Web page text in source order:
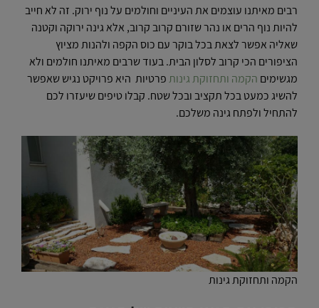
רבים מאיתנו עוצמים את העיניים וחולמים על נוף ירוק. זה לא חייב
להיות נוף הרים או נהר שזורם קרוב קרוב, אלא גינה ירוקה וקטנה
שאליה אפשר לצאת בכל בוקר עם כוס הקפה ולהנות מציוץ
הציפורים הכי קרוב לסלון הבית. בעוד שרבים מאיתנו חולמים ולא
מגשימים הקמה ותחזוקת גינותפרטיות היא פרויקט נגיש שאפשר
להשיג כמעט בכל תקציב ובכל שטח. קבלו טיפים שיעזרו לכם
להתחיל ולפתח גינה משלכם.
הקמה ותחזוקת גינות